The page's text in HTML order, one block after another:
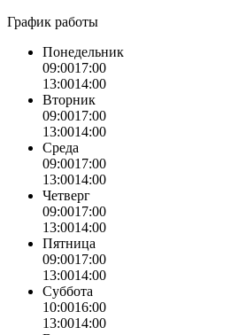
График работы
Понедельник
09:0017:00
13:0014:00
Вторник
09:0017:00
13:0014:00
Среда
09:0017:00
13:0014:00
Четверг
09:0017:00
13:0014:00
Пятница
09:0017:00
13:0014:00
Суббота
10:0016:00
13:0014:00